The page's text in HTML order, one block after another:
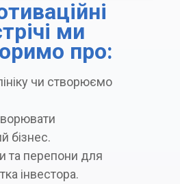
ми
про:
чи створюємо
бізнес.
та перепони для
інвестора.